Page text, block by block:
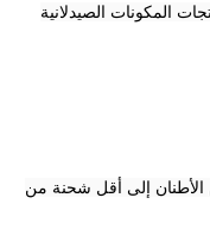
8لدينا سنوات عديدة من الخبرة في تصدير منتجات المكونات الصيدلانية
أي شيء من الشحنات السائبة من الآلاف من الأطنان إلى أقل شحنة من